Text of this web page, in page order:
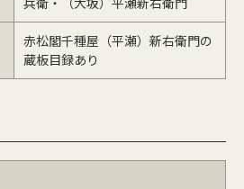
赤松閣千種屋（平瀬）新右衛門の
蔵板目録あり